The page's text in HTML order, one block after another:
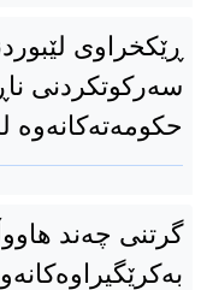
ڕێکخراوی
سەرکوتکردنی
حکومەتەکانەوە
گرتنی چەند